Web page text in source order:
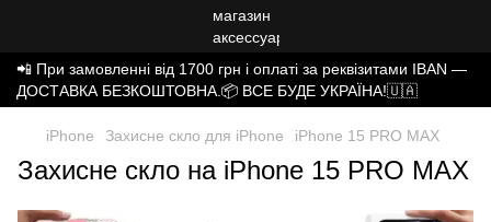
📲 При замовленні від 1700 грн і оплаті за реквізитами IBAN —
ДОСТАВКА БЕЗКОШТОВНА.📦 ВСЕ БУДЕ УКРАЇНА!🇺🇦
iPhone Захисне скло для iPhone iPhone 15 PRO MAX
Захисне скло на iPhone 15 PRO MAX